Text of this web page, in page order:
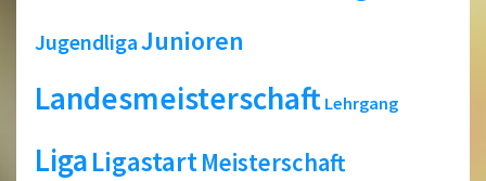
JugendligaJunioren
Landesmeisterschaft Lehrgang
LigaLigastartMeisterschaft